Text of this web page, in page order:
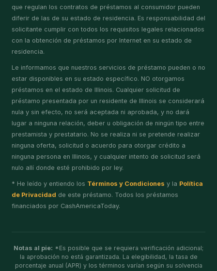
que regulan los contratos de préstamos al consumidor pueden
diferir de las de su estado de residencia. Es responsabilidad del
solicitante cumplir con todos los requisitos legales relacionados
con la obtención de préstamos por Internet en su estado de
residencia.
Le informamos que nuestros servicios de préstamo pueden o no
estar disponibles en su estado específico. NO otorgamos
préstamos en el estado de Illinois. Cualquier solicitud de
préstamo presentada por un residente de Illinois se considerará
nula y sin efecto, no será aceptada ni aprobada, y no dará
lugar a ninguna relación, deber u obligación de ningún tipo entre
prestamista y prestatario. No se realiza ni se pretende realizar
ninguna oferta, solicitud o acuerdo para otorgar crédito a
ninguna persona en Illinois, y cualquier intento de solicitud será
nulo allí donde esté prohibido por ley.
* He leído y entiendo los Términos y Condiciones y la Política
de Privacidad de este préstamo. Todos los préstamos
financiados por CashAmericaToday.
Notas al pie: *Es posible que se requiera verificación adicional;
la aprobación no está garantizada. La elegibilidad, la tasa de
porcentaje anual (APR) y los términos varían según su solvencia